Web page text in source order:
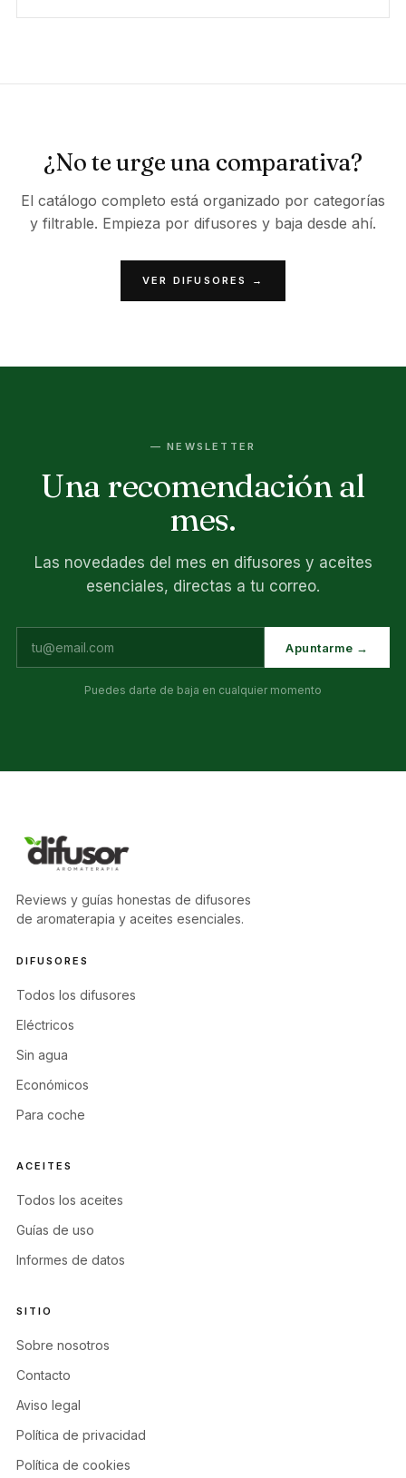
¿No te urge una comparativa?
El catálogo completo está organizado por categorías
y filtrable. Empieza por difusores y baja desde ahí.
VER DIFUSORES →
— NEWSLETTER
Una recomendación al
mes.
Las novedades del mes en difusores y aceites
esenciales, directas a tu correo.
Apuntarme →
Puedes darte de baja en cualquier momento
Reviews y guías honestas de difusores
de aromaterapia y aceites esenciales.
DIFUSORES
Todos los difusores
Eléctricos
Sin agua
Económicos
Para coche
ACEITES
Todos los aceites
Guías de uso
Informes de datos
SITIO
Sobre nosotros
Contacto
Aviso legal
Política de privacidad
Política de cookies